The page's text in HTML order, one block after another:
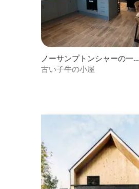
ノーサンプトンシャーの一軒
家
古い子牛の小屋